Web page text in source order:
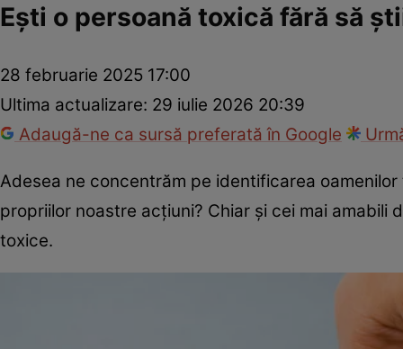
Eşti o persoană toxică fără să
28 februarie 2025 17:00
Ultima actualizare: 29 iulie 2026 20:39
Adaugă-ne ca sursă preferată în Google
Adesea ne concentrăm pe identificarea
propriilor noastre acțiuni? Chiar și cei mai
toxice.